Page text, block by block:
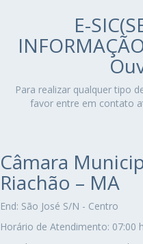
E-
Para realizar qualquer tipo
favor entre em contato
Câmara
Riachão – MA
End: São José S/N - Centro
Horário de Atendimento: 07:00